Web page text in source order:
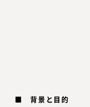
■背景と目的